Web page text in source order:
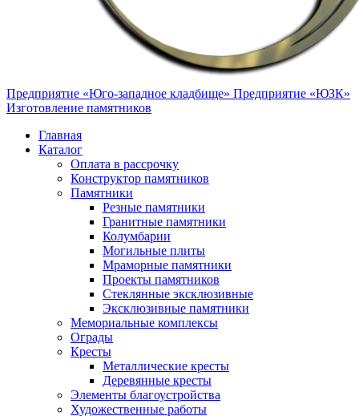
Предприятие «Юго-западное кладбище» Предприятие «ЮЗК»
Изготовление памятников
Главная
Каталог
Оплата в рассрочку
Конструктор памятников
Памятники
Резные памятники
Гранитные памятники
Колумбарии
Могильные плиты
Мраморные памятники
Проекты памятников
Стеклянные эксклюзивные
Эксклюзивные памятники
Мемориальные комплексы
Ограды
Кресты
Металлические кресты
Деревянные кресты
Элементы благоустройства
Художественные работы